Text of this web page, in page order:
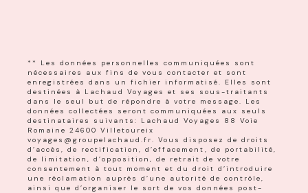
** Les données personnelles communiquées sont
nécessaires aux fins de vous contacter et sont
enregistrées dans un fichier informatisé. Elles sont
destinées à Lachaud Voyages et ses sous-traitants
dans le seul but de répondre à votre message. Les
données collectées seront communiquées aux seuls
destinataires suivants: Lachaud Voyages 88 Voie
Romaine 24600 Villetoureix
voyages@groupelachaud.fr. Vous disposez de droits
d’accès, de rectification, d’effacement, de portabilité,
de limitation, d’opposition, de retrait de votre
consentement à tout moment et du droit d’introduire
une réclamation auprès d’une autorité de contrôle,
ainsi que d’organiser le sort de vos données post-